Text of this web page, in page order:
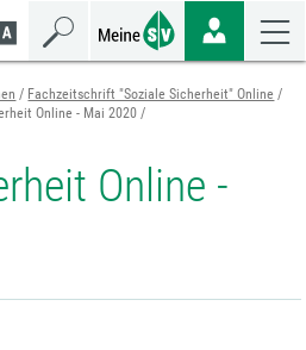
Fachzeitschrift "Soziale Sicherheit" Online
Online - Mai 2020
Online -